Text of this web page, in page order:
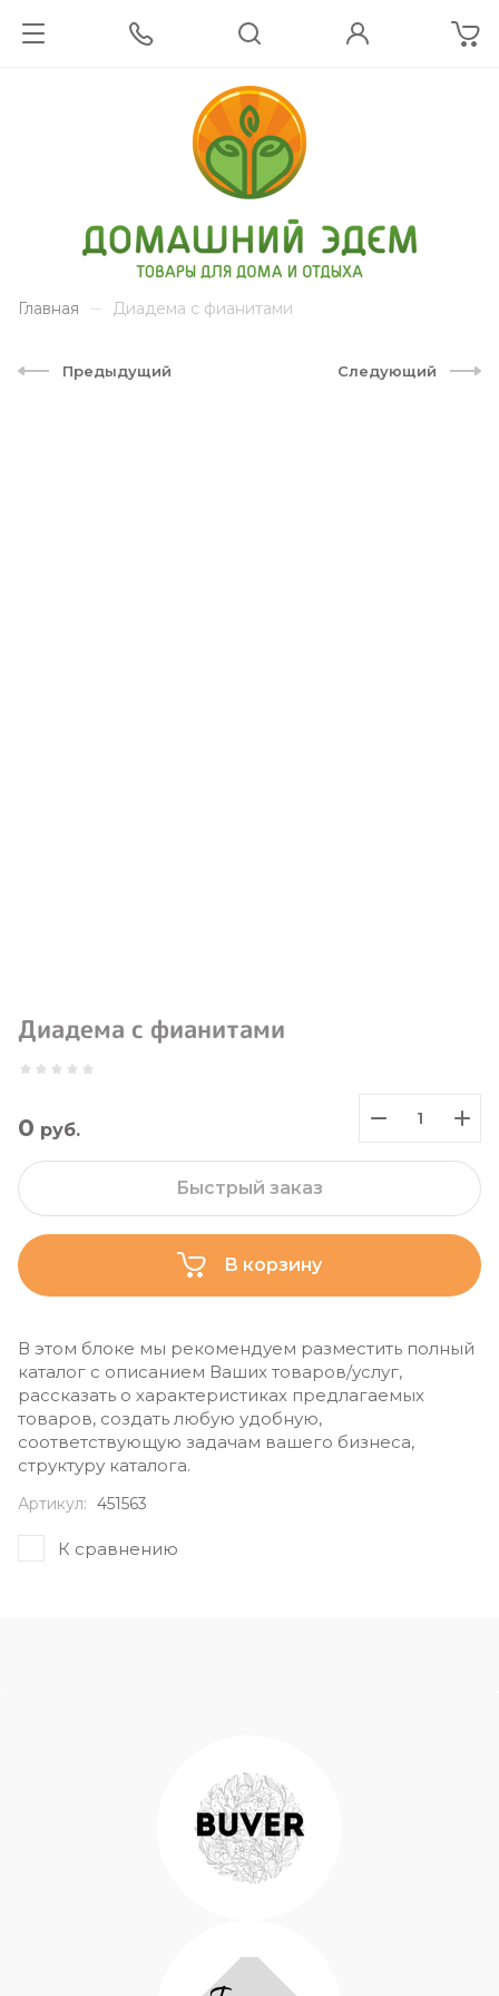
Главная Диадема с фианитами
Предыдущий Следующий
Диадема с фианитами
0 руб.
В корзину
Быстрый заказ
В этом блоке мы рекомендуем разместить полный
каталог с описанием Ваших товаров/услуг,
рассказать о характеристиках предлагаемых
товаров, создать любую удобную,
соответствующую задачам вашего бизнеса,
структуру каталога.
Артикул: 451563
К сравнению